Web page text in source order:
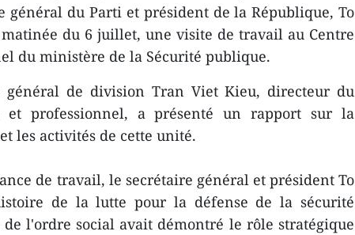
général du Parti et président de la République, To
du 6 juillet, une visite de travail au Centre
du ministère de la Sécurité publique.
général de division Tran Viet Kieu, directeur du
et professionnel, a présenté un rapport sur la
les activités de cette unité.
de travail, le secrétaire général et président To
de la lutte pour la défense de la sécurité
l'ordre social avait démontré le rôle stratégique